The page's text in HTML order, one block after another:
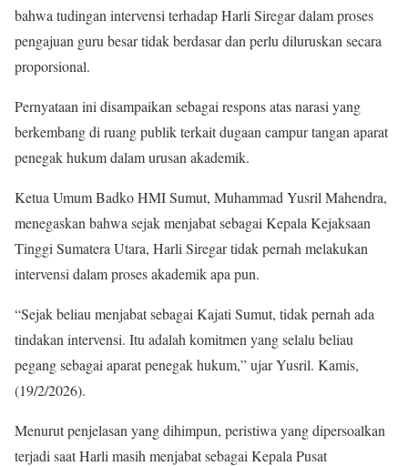
bahwa tudingan intervensi terhadap Harli Siregar dalam proses
pengajuan guru besar tidak berdasar dan perlu diluruskan secara
proporsional.
Pernyataan ini disampaikan sebagai respons atas narasi yang
berkembang di ruang publik terkait dugaan campur tangan aparat
penegak hukum dalam urusan akademik.
Ketua Umum Badko HMI Sumut, Muhammad Yusril Mahendra,
menegaskan bahwa sejak menjabat sebagai Kepala Kejaksaan
Tinggi Sumatera Utara, Harli Siregar tidak pernah melakukan
intervensi dalam proses akademik apa pun.
“Sejak beliau menjabat sebagai Kajati Sumut, tidak pernah ada
tindakan intervensi. Itu adalah komitmen yang selalu beliau
pegang sebagai aparat penegak hukum,” ujar Yusril. Kamis,
(19/2/2026).
Menurut penjelasan yang dihimpun, peristiwa yang dipersoalkan
terjadi saat Harli masih menjabat sebagai Kepala Pusat